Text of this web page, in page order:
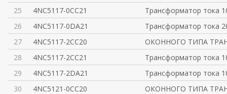
25
4NC5117-0CC21
Трансформатор тока
26
4NC5117-0DA21
Трансформатор тока
27
4NC5117-2CC20
ОКОННОГО ТИПА
28
4NC5117-2CC21
Трансформатор тока
29
4NC5117-2DA21
Трансформатор тока
30
4NC5121-0CC20
ОКОННОГО ТИПА